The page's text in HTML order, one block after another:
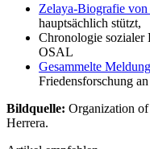
Zelaya-Biografie
hauptsächlich stützt,
Chronologie
OSAL
Gesammelte
Friedensforschung
Bildquelle: Organization
Herrera.